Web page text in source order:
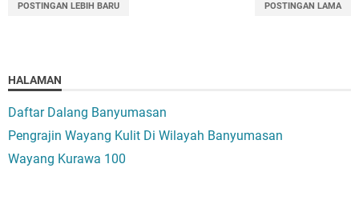
POSTINGAN LEBIH BARU POSTINGAN LAMA
HALAMAN
Daftar Dalang Banyumasan
Pengrajin Wayang Kulit Di Wilayah Banyumasan
Wayang Kurawa 100